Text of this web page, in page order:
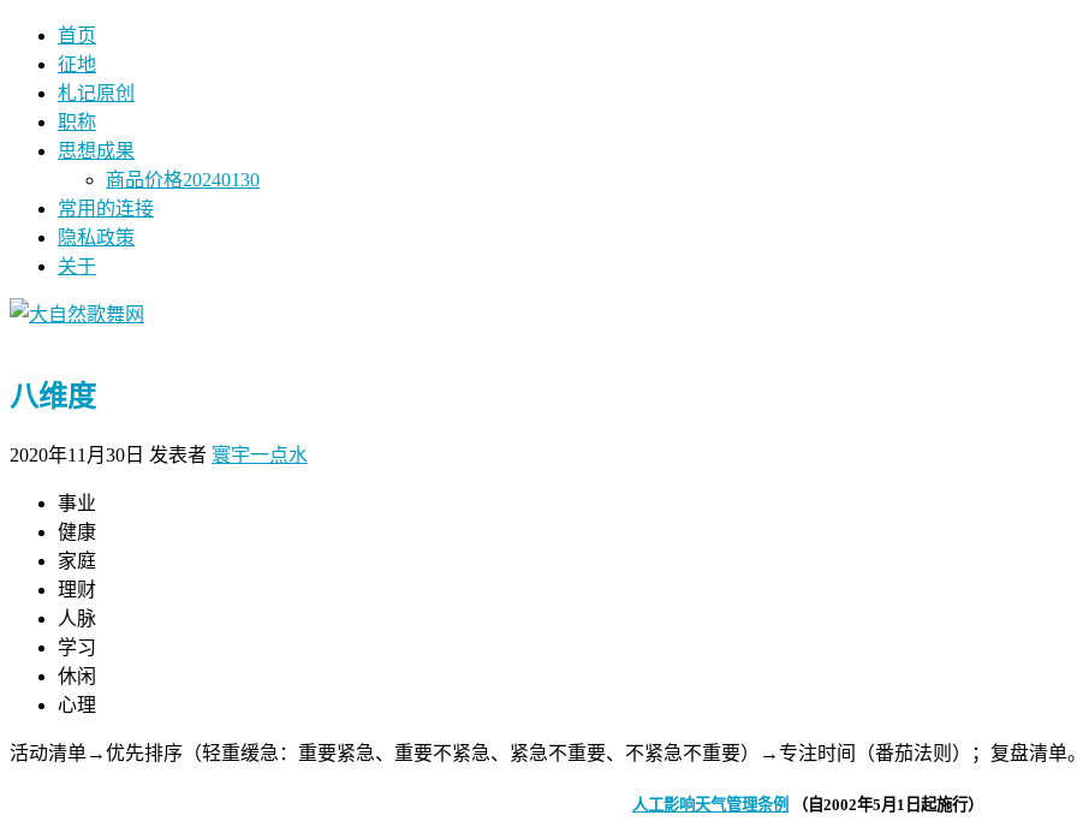
首页
征地
札记原创
职称
思想成果
商品价格20240130
常用的连接
隐私政策
关于
八维度
2020年11月30日 发表者 寰宇一点水
事业
健康
家庭
理财
人脉
学习
休闲
心理
活动清单→优先排序（轻重缓急：重要紧急、重要不紧急、紧急不重要、不紧急不重要）→专注时间（番茄法则）；复盘清单
人工影响天气管理条例 （自2002年5月1日起施行）